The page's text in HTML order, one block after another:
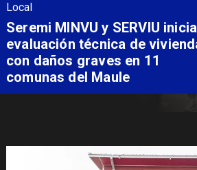
Local
Fondo Orasmi entrega apoyo a
familia de Romeral para
costear alimentación
especializada de niño con
Síndrome de Intestino Corto